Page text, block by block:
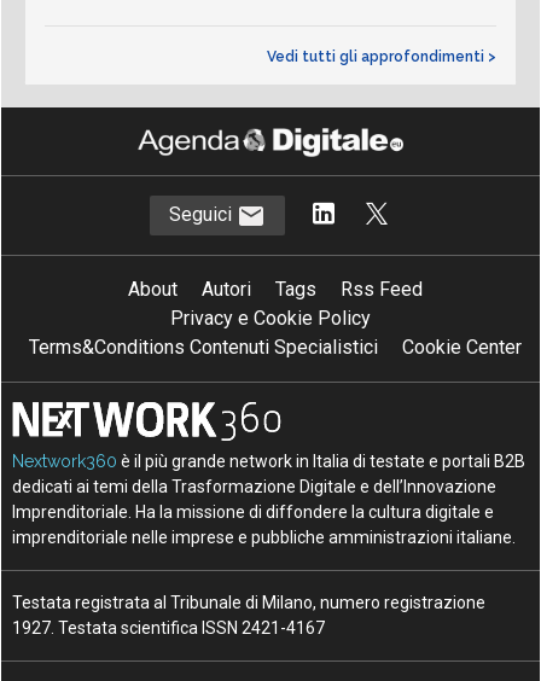
Vedi tutti gli approfondimenti >
Seguici
About Autori Tags
Rss Feed
Privacy e Cookie Policy
Terms&Conditions Contenuti Specialistici
Cookie Center
Nextwork360 è il più grande network in Italia di testate e portali B2B
dedicati ai temi della Trasformazione Digitale e dell’Innovazione
Imprenditoriale. Ha la missione di diffondere la cultura digitale e
imprenditoriale nelle imprese e pubbliche amministrazioni italiane.
Testata registrata al Tribunale di Milano, numero registrazione
1927. Testata scientifica ISSN 2421-4167